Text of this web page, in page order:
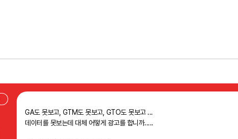
GA도 못보고, GTM도 못보고, GTO도 못보고 ...
데이터를 못보는데 대체 어떻게 광고를 합니까.....